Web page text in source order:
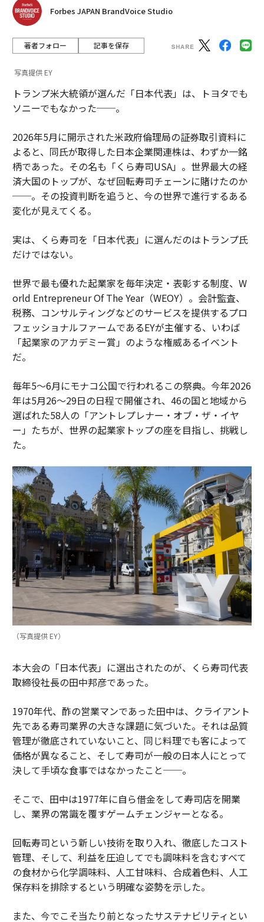
Forbes JAPAN BrandVoice Studio
著者フォロー 記事を保存
写真提供 EY
トランプ米大統領が選んだ「日本代表」は、トヨタでも
ソニーでもなかった──。
2026年5月に開示された米政府倫理局の証券取引資料に
よると、同氏が取得した日本企業関連株は、わずか一銘
柄であった。その名も「くら寿司USA」。世界最大の経
済大国のトップが、なぜ回転寿司チェーンに賭けたのか
──。その投資判断を追うと、今の世界で進行するある
変化が見えてくる。
実は、くら寿司を「日本代表」に選んだのはトランプ氏
だけではない。
世界で最も優れた起業家を毎年決定・表彰する制度、W
orld Entrepreneur Of The Year（WEOY）。会計監査、
税務、コンサルティングなどのサービスを提供するプロ
フェッショナルファームであるEYが主催する、いわば
「起業家のアカデミー賞」のような権威あるイベント
だ。
毎年5〜6月にモナコ公国で行われるこの祭典。今年2026
年は5月26〜29日の日程で開催され、46の国と地域から
選ばれた58人の「アントレプレナー・オブ・ザ・イヤ
ー」たちが、世界の起業家トップの座を目指し、挑戦し
た。
（写真提供 EY）
本大会の「日本代表」に選出されたのが、くら寿司代表
取締役社長の田中邦彦であった。
1970年代、酢の営業マンであった田中は、クライアント
先である寿司業界の大きな課題に気づいた。それは品質
管理が徹底されていないこと、同じ料理でも客によって
価格が異なること、そして寿司が一般の日本人にとって
決して手頃な食事ではなかったこと──。
そこで、田中は1977年に自ら借金をして寿司店を開業
し、業界の常識を覆すゲームチェンジャーとなる。
回転寿司という新しい技術を取り入れ、徹底したコスト
管理、そして、利益を圧迫してでも調味料を含むすべて
の食材から化学調味料、人工甘味料、合成着色料、人工
保存料を排除するという明確な姿勢を示した。
また、今でこそ当たり前となったサステナビリティとい